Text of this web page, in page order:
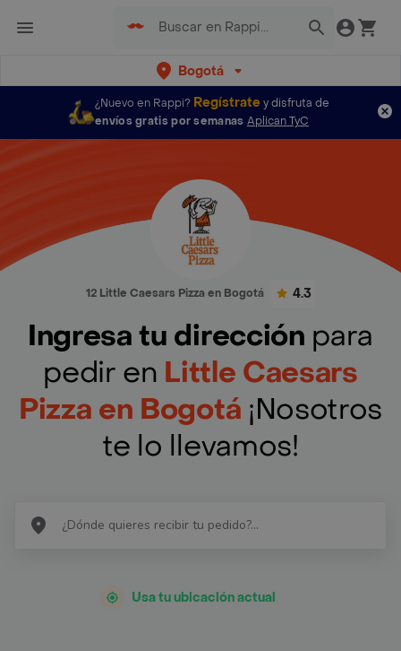
Bogotá
¿Nuevo en Rappi? Regístratey disfruta de
envíos gratis por semanas Aplican TyC
12 Little Caesars Pizza en Bogotá 4.3
Ingresa tu dirección para
pedir en Little Caesars
Pizza en Bogotá ¡Nosotros
te lo llevamos!
Usa tu ubicación actual